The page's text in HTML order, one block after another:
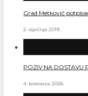
Grad Metković
2. siječnja 2019.
POZIV NA DOSTAVU
4. kolovoza 2026.